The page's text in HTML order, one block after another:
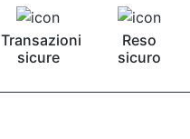
Transazioni
sicure
Reso
sicuro